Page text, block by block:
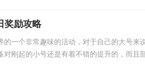
奖励攻略
一个非常趣味的活动，对于自己的大号来
刚起的小号还是有着不错的提升的，而且